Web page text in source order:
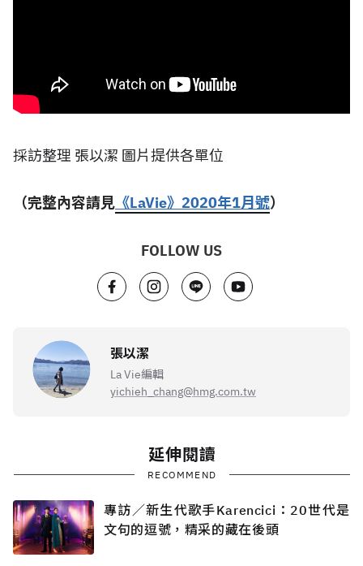
採訪整理 張以潔 圖片提供各單位
（完整內容請見 《LaVie》2020年1月號）
FOLLOW US
張以潔
La Vie編輯
yichieh_chang@hmg.com.tw
延伸閱讀
RECOMMEND
專訪／新生代歌手Karencici：20世代是
文句的逗號，精采的藏在後頭